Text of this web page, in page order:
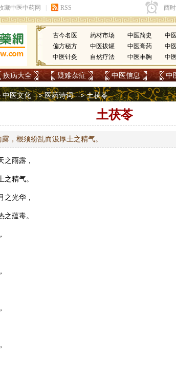
古今名医 药材市场 中医简史 中
偏方秘方
中医拔罐 中医膏药 中
中医针灸
自然疗法 中医丰胸 中
疾病大全 疑难杂症 中医信息 中
中医文化-->医药诗词--> 土茯苓
土茯苓
，根须纷乱而汲厚土之精气。
之雨露，
之精气。
之光华，
之蕴毒。
，